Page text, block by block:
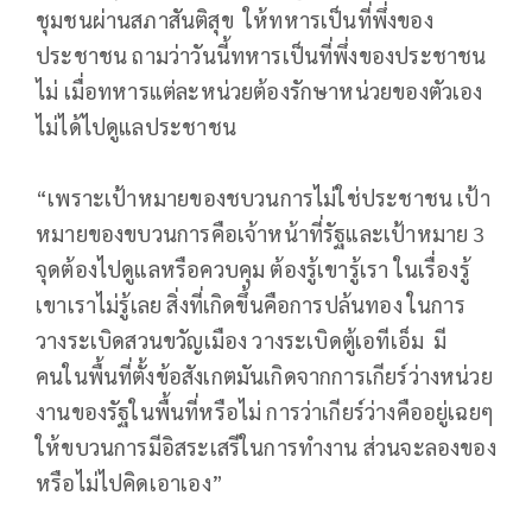
ชุมชนผ่านสภาสันติสุข ให้ทหารเป็นที่พึ่งของ
ประชาชน ถามว่าวันนี้ทหารเป็นที่พึ่งของประชาชน
ไม่ เมื่อทหารแต่ละหน่วยต้องรักษาหน่วยของตัวเอง
ไม่ได้ไปดูแลประชาชน
“เพราะเป้าหมายของชบวนการไม่ใช่ประชาชน เป้า
หมายของขบวนการคือเจ้าหน้าที่รัฐและเป้าหมาย 3
จุดต้องไปดูแลหรือควบคุม ต้องรู้เขารู้เรา ในเรื่องรู้
เขาเราไม่รู้เลย สิ่งที่เกิดขึ้นคือการปล้นทอง ในการ
วางระเบิดสวนขวัญเมือง วางระเบิดตู้เอทีเอ็ม มี
คนในพื้นที่ตั้งข้อสังเกตมันเกิดจากการเกียร์ว่างหน่วย
งานของรัฐในพื้นที่หรือไม่ การว่าเกียร์ว่างคืออยู่เฉยๆ
ให้ขบวนการมีอิสระเสรีในการทำงาน ส่วนจะลองของ
หรือไม่ไปคิดเอาเอง”